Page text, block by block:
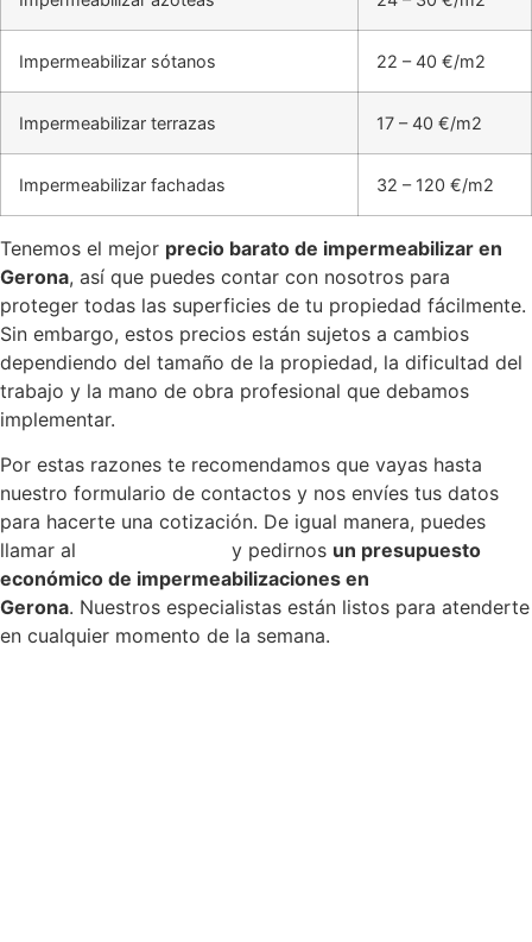
Impermeabilizar sótanos 22 – 40 €/m2
Impermeabilizar terrazas 17 – 40 €/m2
Impermeabilizar fachadas 32 – 120 €/m2
Tenemos el mejor precio barato de impermeabilizar en
Gerona, así que puedes contar con nosotros para
proteger todas las superficies de tu propiedad fácilmente.
Sin embargo, estos precios están sujetos a cambios
dependiendo del tamaño de la propiedad, la dificultad del
trabajo y la mano de obra profesional que debamos
implementar.
Por estas razones te recomendamos que vayas hasta
nuestro formulario de contactos y nos envíes tus datos
para hacerte una cotización. De igual manera, puedes
llamar al
y pedirnos un presupuesto
económico de impermeabilizaciones en
Gerona. Nuestros especialistas están listos para atenderte
en cualquier momento de la semana.